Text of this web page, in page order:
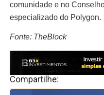
comunidade e no
especializado do Polygon.
Fonte: TheBlock
Compartilhe: